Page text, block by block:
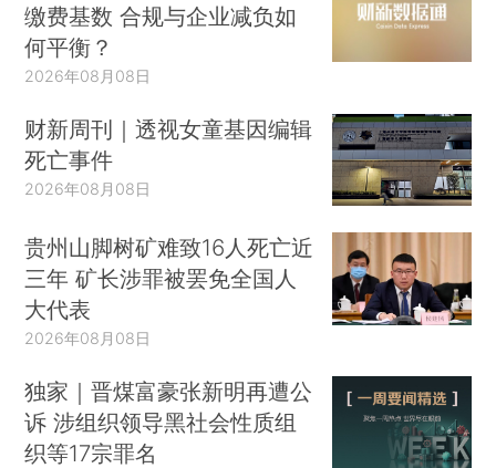
缴费基数 合规与企业减负如
何平衡？
2026年08月08日
财新周刊｜透视女童基因编辑
死亡事件
2026年08月08日
贵州山脚树矿难致16人死亡近
三年 矿长涉罪被罢免全国人
大代表
2026年08月08日
独家｜晋煤富豪张新明再遭公
诉 涉组织领导黑社会性质组
织等17宗罪名